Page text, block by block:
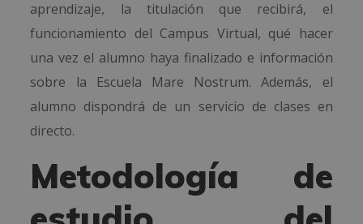
aprendizaje, la titulación que recibirá, el
funcionamiento del Campus Virtual, qué hacer
una vez el alumno haya finalizado e información
sobre la Escuela Mare Nostrum. Además, el
alumno dispondrá de un servicio de clases en
directo.
Metodología de